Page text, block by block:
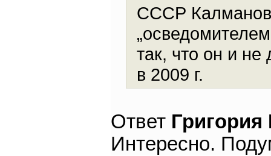
СССР
так, что он и
в 2009 г.
Ответ
Интересно.